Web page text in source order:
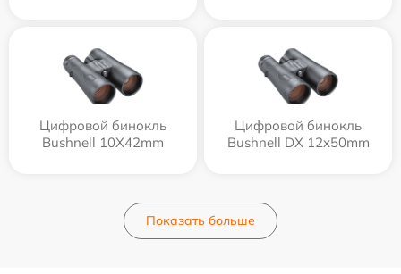
Цифровой бинокль
Bushnell 10X42mm
Цифровой бинокль
Bushnell DX 12x50mm
Показать больше